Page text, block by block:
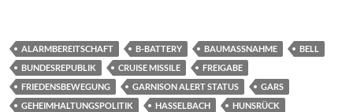
ALARMBEREITSCHAFT B-BATTERY BAUMASSNAHME
BELL
BUNDESREPUBLIK
CRUISE MISSILE
FREIGABE
FRIEDENSBEWEGUNG
GARNISON ALERT STATUS
GARS
GEHEIMHALTUNGSPOLITIK
HASSELBACH
HUNSRÜCK